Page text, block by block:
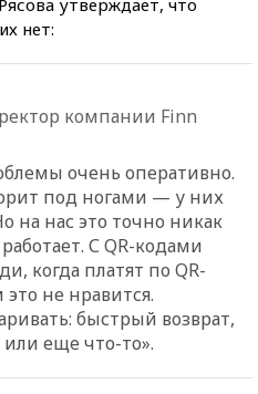
нет:
компании Finn
очень оперативно.
под ногами — у них
на нас это точно никак
С QR-кодами
когда платят по QR-
не нравится.
быстрый возврат,
еще что-то».